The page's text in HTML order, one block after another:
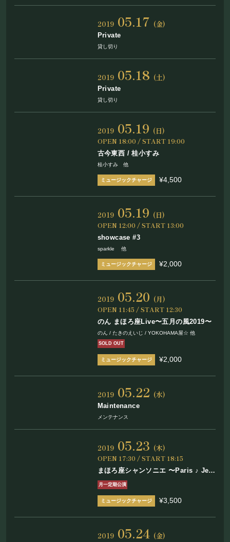
2019 05.17 (金)
Private
貸し切り
2019 05.18 (土)
Private
貸し切り
2019 05.19 (日)
OPEN 18:00 / START 19:00
古今東西 / 桂小すみ
桂小すみ 他
¥4,500
2019 05.19 (日)
OPEN 12:00 / START 13:00
showcase #3
sparkle 他
¥2,000
2019 05.20 (月)
OPEN 11:45 / START 12:30
のん まほろ座Live〜五月の風2019〜
のん / たきのえいじ / YOKOHAMA屋☆ 他
SOLD OUT
¥2,000
2019 05.22 (水)
Maintenance
メンテナンス
2019 05.23 (木)
OPEN 17:30 / START 18:15
まほろ座シャンソニエ 〜Paris ♪ Je
t’aime〜
月一定期公演
¥3,500
2019 05.24 (金)